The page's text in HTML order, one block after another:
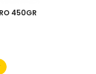
450GR